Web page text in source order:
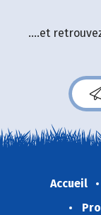
....et
Accueil